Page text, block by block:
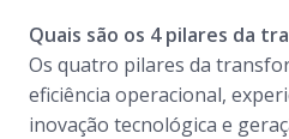
Quais são os 4 pilares da
Os quatro pilares da
eficiência operacional,
inovação tecnológica e